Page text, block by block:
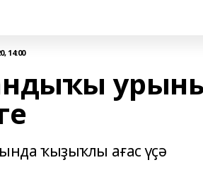
14:00
ҡыҙыҡлы ағас үҫә